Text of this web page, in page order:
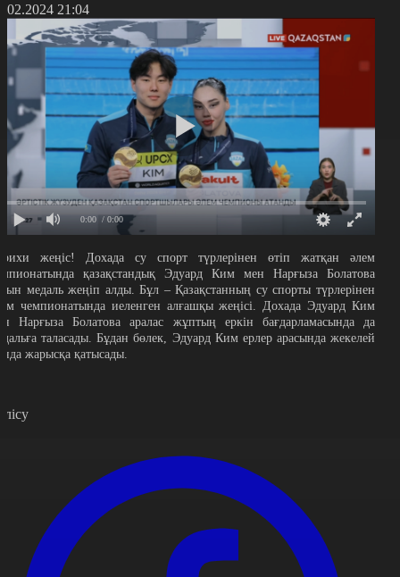
21:04
0:00 / 0:00
жеңіс! Дохада су спорт түрлерінен өтіп жатқан әлем
қазақстандық Эдуард Ким мен Нарғыза Болатова
медаль жеңіп алды. Бұл – Қазақстанның су спорты түрлерінен
чемпионатында иеленген алғашқы жеңісі. Дохада Эдуард Ким
Нарғыза Болатова аралас жұптың еркін бағдарламасында да
таласады. Бұдан бөлек, Эдуард Ким ерлер арасында жекелей
жарысқа қатысады.